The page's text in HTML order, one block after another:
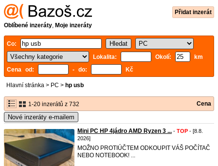
Přidat inzerát
Oblíbené inzeráty, Moje inzeráty
Co:
Lokalita:
Okolí:
km
Cena od:
- do: Kč
Hlavní stránka > PC > hp usb
1-20 inzerátů z 732 Cena
Nové inzeráty e-mailem
Mini PC HP 4jádro AMD Ryzen 3 ... - TOP - [8.8.
2026]
MOŽNO PROTIÚČTEM ODKOUPIT VÁŠ POČÍTAČ
NEBO NOTEBOOK! ...